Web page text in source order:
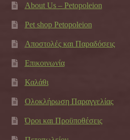
About Us – Petopoleion
Pet shop Petopoleion
Αποστολές και Παραδόσεις
Επικοινωνία
Καλάθι
Ολοκλήρωση Παραγγελίας
Όροι και Προϋποθέσεις